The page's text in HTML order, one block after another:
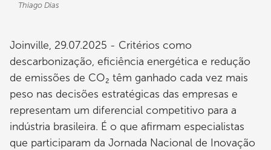
Thiago Dias
Joinville, 29.07.2025 - Critérios como
descarbonização, eficiência energética e redução
de emissões de CO₂ têm ganhado cada vez mais
peso nas decisões estratégicas das empresas e
representam um diferencial competitivo para a
indústria brasileira. É o que afirmam especialistas
que participaram da Jornada Nacional de Inovação